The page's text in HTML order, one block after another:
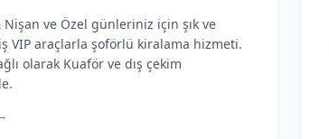
ve Özel günleriniz için şık ve
VIP araçlarla şoförlü kiralama hizmeti.
olarak Kuaför ve dış çekim